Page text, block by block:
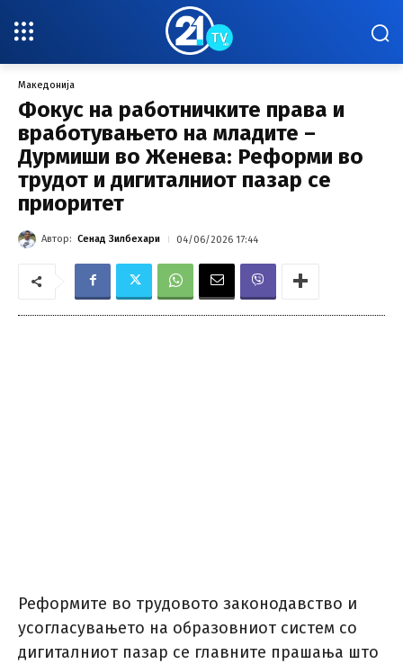
Македонија
Фокус на работничките права и
вработувањето на младите –
Дурмиши во Женева: Реформи во
трудот и дигиталниот пазар се
приоритет
Автор: Сенад Зилбехари 04/06/2026 17:44
Реформите во трудовото законодавство и
усогласувањето на образовниот систем со
дигиталниот пазар се главните прашања што